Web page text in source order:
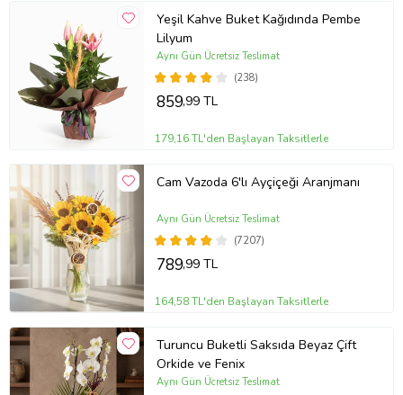
Yeşil Kahve Buket Kağıdında Pembe
Lilyum
(238)
Aynı Gün Ücretsiz Teslimat
859,99 TL
179,16 TL'den Başlayan Taksitlerle
Cam Vazoda 6'lı Ayçiçeği Aranjmanı
(7207)
Aynı Gün Ücretsiz Teslimat
789,99 TL
164,58 TL'den Başlayan Taksitlerle
Turuncu Buketli Saksıda Beyaz Çift
Orkide ve Fenix
Aynı Gün Ücretsiz Teslimat